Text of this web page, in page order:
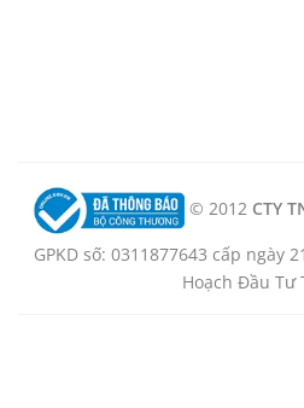
© 2012 CTY
GPKD số: 0311877643 cấp ngày
Hoạch Đầu Tư